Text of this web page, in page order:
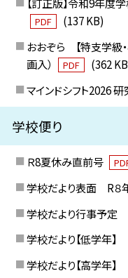
【訂正版】令和9年度
PDF
(137 KB)
おおぞら 【特支学級
画入）
PDF
(362
マインドシフト2026
学校便り
Ｒ8夏休み直前号
学校だより表面 R８
学校だより行事予
学校だより【低学年
学校だより【高学年